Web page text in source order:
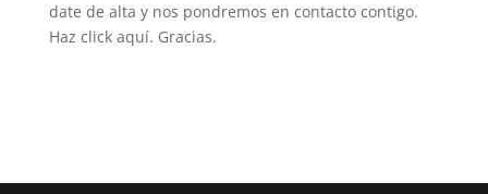
date de alta y nos pondremos en contacto contigo.
Haz click aquí. Gracias.